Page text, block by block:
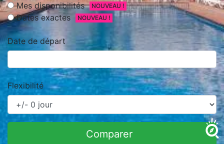
Mes disponibilités
NOUVEAU !
Dates exactes NOUVEAU !
Date de départ
Flexibilité
Comparer